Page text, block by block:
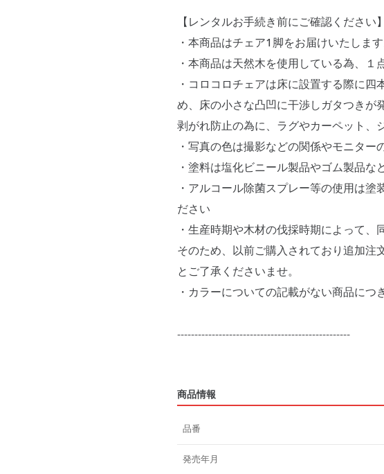
【レンタルお手続き前にご確認ください】
・本商品はチェア1脚をお届けいたします
・本商品は天然木を使用している為、１
・コロコロチェアは床に設置する際に
め、床の小さな凸凹に干渉しガタつきが
剥がれ防止の為に、ラグやカーペット、
・写真の色は撮影などの関係やモニター
・塗料は塩化ビニール製品やゴム製品な
・アルコール除菌スプレー等の使用は
ださい
・生産時期や木材の伐採時期によって
そのため、以前ご購入されており追加注
とご了承くださいませ。
・カラーについての記載がない商品につ
--------------------------------------------------
商品情報
品番
発売年月